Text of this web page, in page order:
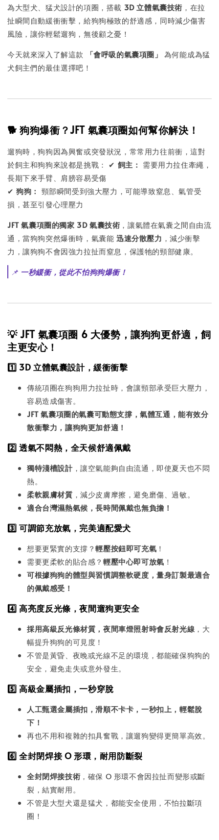
為大型犬、猛犬設計的項圈，搭載 3D 立體氣囊技術 ，在拉
扯瞬間自動緩衝衝擊，給狗狗極致的舒適感，同時減少傷害
風險，讓你輕鬆遛狗，無後顧之憂！
今天就來深入了解這款
「會呼吸的氣囊項圈」
為何能成為猛
犬飼主們的最佳選擇吧！
🐕 狗狗爆衝？JFT 氣囊項圈如何幫你解決！
遛狗時，狗狗因為興奮或突發狀況，常常用力往前衝，這對
於飼主和狗狗來說都是挑戰： ✔ 飼主： 需要用力拉住牽繩，
長期下來手臂、肩膀容易受傷
✔狗狗： 頸部瞬間受到強大壓力，可能導致窒息、氣管受
損，甚至引發心理壓力
JFT 氣囊項圈的獨家 3D 氣囊技術 ，讓氣體在氣囊之間自由流
通，當狗狗突然爆衝時，氣囊能迅速分散壓力 ，減少衝擊
力，讓狗狗不會因強力拉扯而窒息，保護牠的頸部健康。
📌 一秒緩衝，從此不怕狗狗爆衝！
💡 JFT 氣囊項圈 6 大優勢，讓狗狗更舒適，飼
主更安心！
1️⃣ 3D 立體氣囊設計，緩衝衝擊
傳統項圈在狗狗用力拉扯時，會讓頸部承受巨大壓力，
容易造成傷害。
JFT 氣囊項圈的氣囊可動態支撐，氣體互通，能有效分
散衝擊力，讓狗狗更加舒適！
2️⃣ 透氣不悶熱，全天候舒適佩戴
獨特淺槽設計，讓空氣能夠自由流通，即使夏天也不悶
熱。
柔軟親膚材質 ，減少皮膚摩擦，避免磨傷、過敏。
適合台灣濕熱氣候，長時間佩戴也無負擔！
3️⃣ 可調節充放氣，完美適配愛犬
想要更緊實的支撐？輕壓按鈕即可充氣 ！
需要更柔軟的貼合感？ 輕壓中心即可放氣 ！
可根據狗狗的體型與習慣調整軟硬度，量身訂製最適合
的佩戴感受！
4️⃣ 高亮度反光條，夜間遛狗更安全
採用高級反光條材質，夜間車燈照射時會反射光線 ，大
幅提升狗狗的可見度！
不管是黃昏、夜晚或光線不足的環境，都能確保狗狗的
安全，避免走失或意外發生。
5️⃣ 高級金屬插扣，一秒穿脫
人工甄選金屬插扣，滑順不卡卡，一秒扣上，輕鬆脫
下！
再也不用和複雜的扣具奮戰，讓遛狗變得更簡單高效。
6️⃣ 全封閉焊接 O 形環，耐用防斷裂
全封閉焊接技術 ，確保 O 形環不會因拉扯而變形或斷
裂，結實耐用。
不管是大型犬還是猛犬，都能安全使用，不怕拉斷項
圈！